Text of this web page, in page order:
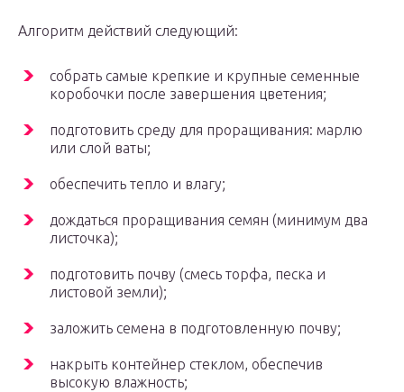
Алгоритм действий следующий:
собрать самые крепкие и крупные семенные
коробочки после завершения цветения;
подготовить среду для проращивания: марлю
или слой ваты;
обеспечить тепло и влагу;
дождаться проращивания семян (минимум два
листочка);
подготовить почву (смесь торфа, песка и
листовой земли);
заложить семена в подготовленную почву;
накрыть контейнер стеклом, обеспечив
высокую влажность;